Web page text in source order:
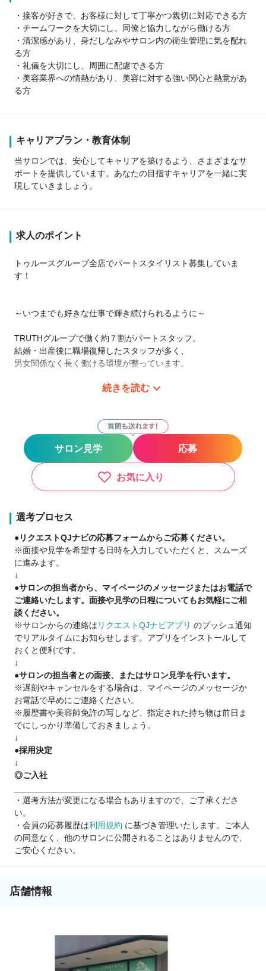
・接客が好きで、お客様に対して丁寧かつ親切に対応できる方
・チームワークを大切にし、同僚と協力しながら働ける方
・清潔感があり、身だしなみやサロン内の衛生管理に気を配れ
る方
・礼儀を大切にし、周囲に配慮できる方
・美容業界への情熱があり、美容に対する強い関心と熱意があ
る方
キャリアプラン・教育体制
当サロンでは、安心してキャリアを築けるよう、さまざまなサ
ポートを提供しています。あなたの目指すキャリアを一緒に実
現していきましょう。
求人のポイント
トゥルースグループ全店でパートスタイリスト募集していま
す！
～いつまでも好きな仕事で輝き続けられるように～
TRUTHグループで働く約７割がパートスタッフ。
結婚・出産後に職場復帰したスタッフが多く、
男女関係なく長く働ける環境が整っています。
ずっと長く美容師を続けられる環境を常々目指しています！
～パートスタイリストにも昇給のチャンスを～
限られた時間で頑張るスタイリストを全力で応援します！
昇給のチャンスは4カ月に1回。
明確は昇給の基準で、どんどん昇給が可能です！
・託児所（保育スタッフ常駐 無料）
・育休実績多数あり
・ママスタイリスト多数在籍
続きを読む
サロン見学 応募
お気に入り
選考プロセス
●リクエストQJナビの応募フォームからご応募ください。
※面接や見学を希望する日時を入力していただくと、スムーズ
に進みます。
↓
●サロンの担当者から、マイページのメッセージまたはお電話で
ご連絡いたします。面接や見学の日程についてもお気軽にご相
談ください。
※サロンからの連絡は リクエストQJナビアプリ のプッシュ通知
でリアルタイムにお知らせします。アプリをインストールして
おくと便利です。
↓
●サロンの担当者との面接、またはサロン見学を行います。
※遅刻やキャンセルをする場合は、マイページのメッセージか
お電話で早めにご連絡ください。
※履歴書や美容師免許の写しなど、指定された持ち物は前日ま
でにしっかり準備しておきましょう。
↓
●採用決定
↓
◎ご入社
・選考方法が変更になる場合もありますので、ご了承くださ
い。
・会員の応募履歴は利用規約 に基づき管理いたします。ご本人
の同意なく、他のサロンに公開されることはありませんので、
ご安心ください。
店舗情報